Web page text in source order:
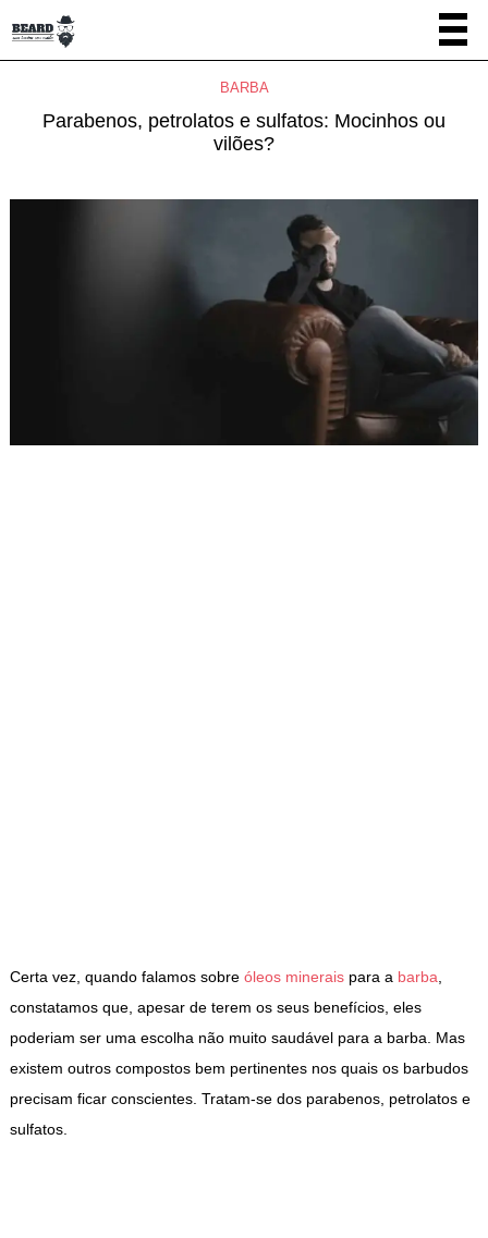
BARBA
Parabenos, petrolatos e sulfatos: Mocinhos ou
vilões?
Certa vez, quando falamos sobre óleos mineraispara a barba
constatamos que, apesar de terem os seus benefícios, eles
poderiam ser uma escolha não muito saudável para a barba. Mas
existem outros compostos bem pertinentes nos quais os barbudos
precisam ficar conscientes. Tratam-se dos parabenos, petrolatos e
sulfatos.